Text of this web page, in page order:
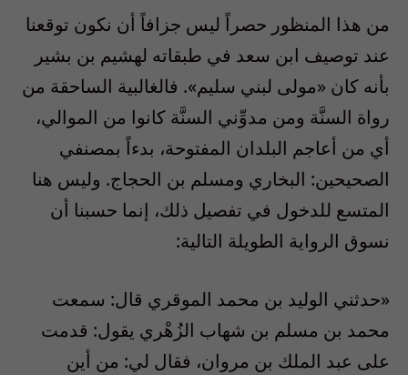
من هذا المنظور حصراً ليس جزافاً أن نكون توقعنا
عند توصيف ابن سعد في طبقاته لهشيم بن بشير
بأنه كان «مولى لبني سليم». فالغالبية الساحقة من
رواة السنَّة ومن مدوِّني السنَّة كانوا من الموالي،
أي من أعاجم البلدان المفتوحة، بدءاً بمصنفي
الصحيحين: البخاري ومسلم بن الحجاج. وليس هنا
المتسع للدخول في تفصيل ذلك، إنما حسبنا أن
نسوق الرواية الطويلة التالية:
«حدثني الوليد بن محمد الموقري قال: سمعت
محمد بن مسلم بن شهاب الزُهْري يقول: قدمت
على عبد الملك بن مروان، فقال لي: من أين